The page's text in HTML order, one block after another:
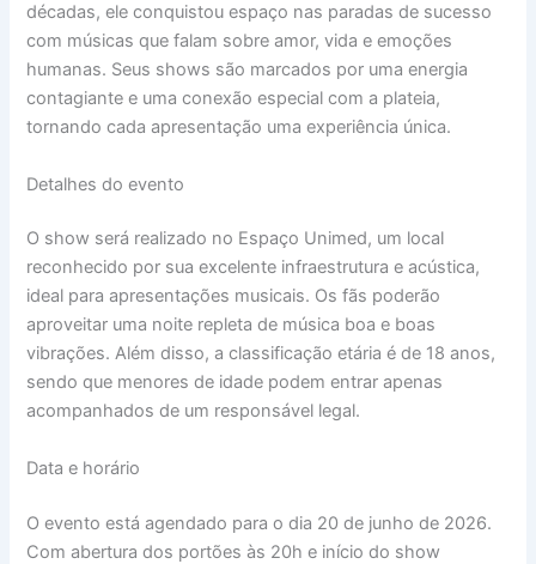
décadas, ele conquistou espaço nas paradas de sucesso
com músicas que falam sobre amor, vida e emoções
humanas. Seus shows são marcados por uma energia
contagiante e uma conexão especial com a plateia,
tornando cada apresentação uma experiência única.
Detalhes do evento
O show será realizado no Espaço Unimed, um local
reconhecido por sua excelente infraestrutura e acústica,
ideal para apresentações musicais. Os fãs poderão
aproveitar uma noite repleta de música boa e boas
vibrações. Além disso, a classificação etária é de 18 anos,
sendo que menores de idade podem entrar apenas
acompanhados de um responsável legal.
Data e horário
O evento está agendado para o dia 20 de junho de 2026.
Com abertura dos portões às 20h e início do show